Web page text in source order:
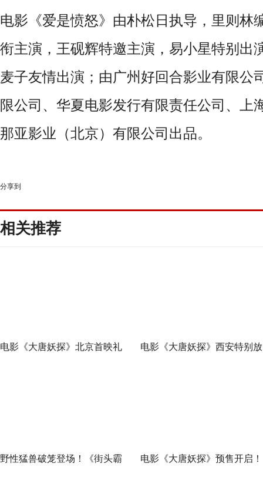
电影《爱是愤怒》由朴松日执导，里则林
衔主演，王砚辉特邀主演，易小星特别出
麦子友情出演；由广州好回合影业有限公
限公司、华夏电影发行有限责任公司、上
那亚影业（北京）有限公司出品。
分享到
相关推荐
电影《大唐妖探》北京首映礼 电影《大唐妖探》西安特别放
野性猛兽破笼登场！《街头霸 电影《大唐妖探》预售开启！